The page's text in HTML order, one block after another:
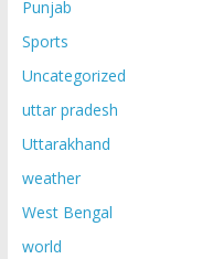
Punjab
Sports
Uncategorized
uttar pradesh
Uttarakhand
weather
West Bengal
world